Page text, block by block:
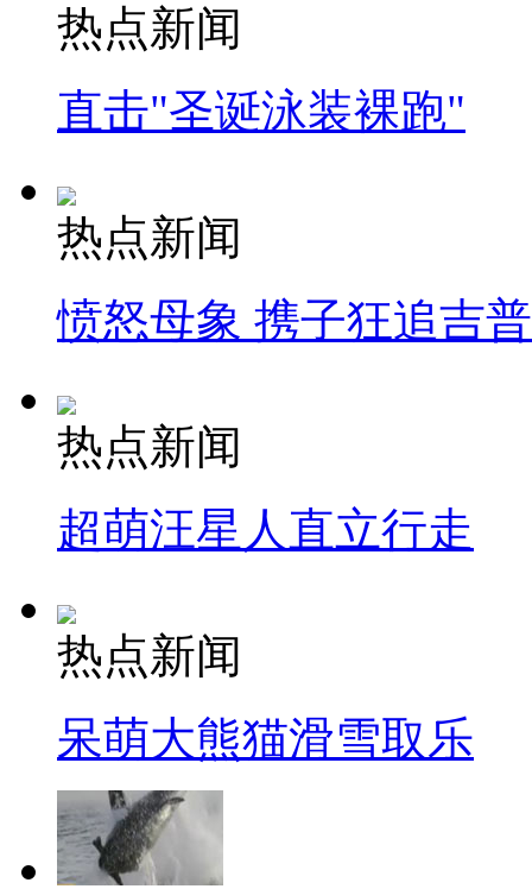
热点新闻
直击"圣诞泳装裸跑"
热点新闻
愤怒母象 携子狂追吉
热点新闻
超萌汪星人直立行走
热点新闻
呆萌大熊猫滑雪取乐